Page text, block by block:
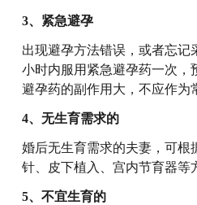
3、紧急避孕
出现避孕方法错误，或者忘记
小时内服用紧急避孕药一次，
避孕药的副作用大，不应作为
4、无生育需求的
婚后无生育需求的夫妻，可根
针、皮下植入、宫内节育器等
5、不宜生育的